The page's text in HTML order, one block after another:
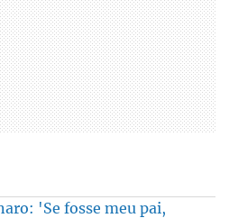
'Se fosse meu pai,